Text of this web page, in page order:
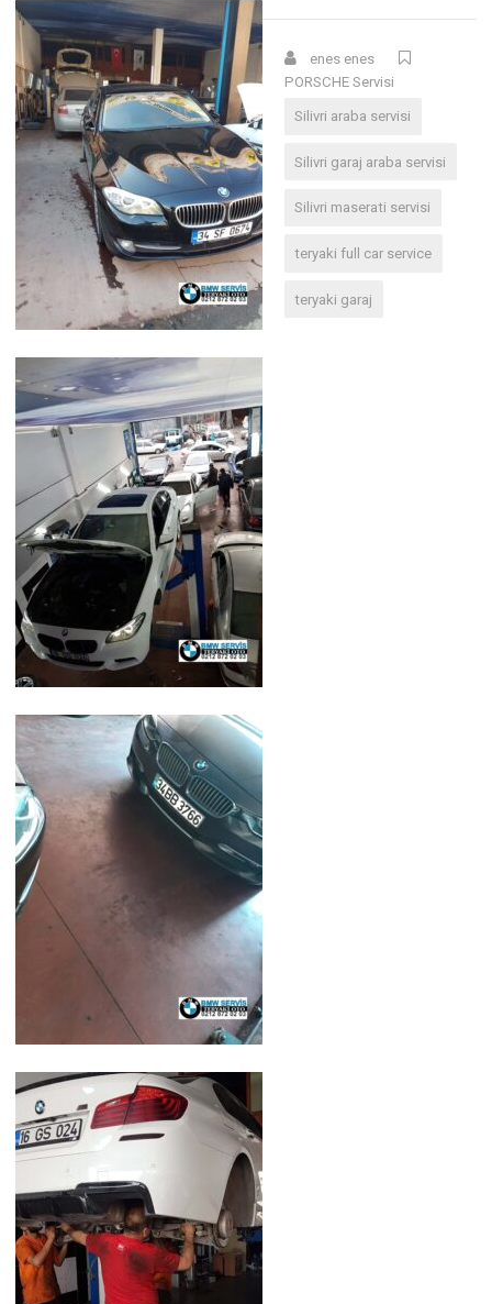
enes enes
PORSCHE Servisi
Silivri araba servisi
Silivri garaj araba servisi
Silivri maserati servisi
teryaki full car service
teryaki garaj